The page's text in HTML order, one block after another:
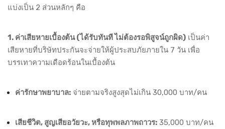
แบ่งเป็น 2 ส่วนหลักๆ คือ
1. ค่าเสียหายเบื้องต้น (ได้รับทันที ไม่ต้องรอพิสูจน์ถูกผิด) เป็นค่า
เสียหายที่บริษัทประกันจะจ่ายให้ผู้ประสบภัยภายใน 7 วัน เพื่อ
บรรเทาความเดือดร้อนในเบื้องต้น
ค่ารักษาพยาบาล: จ่ายตามจริงสูงสุดไม่เกิน 30,000 บาท/คน
เสียชีวิต, สูญเสียอวัยวะ, หรือทุพพลภาพถาวร: 35,000 บาท/คน